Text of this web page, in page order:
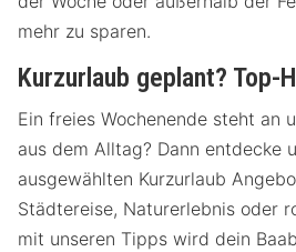
mehr zu sparen.
Kurzurlaub geplant? Top-
Ein freies Wochenende steht an
aus dem Alltag? Dann entdecke
ausgewählten Kurzurlaub
Städtereise, Naturerlebnis oder
mit unseren Tipps wird dein